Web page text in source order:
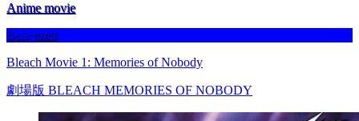
Anime movie
Befejezett
Bleach Movie 1: Memories of Nobody
劇場版 BLEACH MEMORIES OF NOBODY